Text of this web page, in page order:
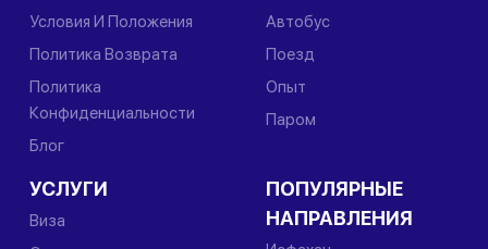
Условия И Положения
Политика Возврата
Политика
Конфиденциальности
Блог
Автобус
Поезд
Опыт
Паром
УСЛУГИ
Виза
ПОПУЛЯРНЫЕ
НАПРАВЛЕНИЯ